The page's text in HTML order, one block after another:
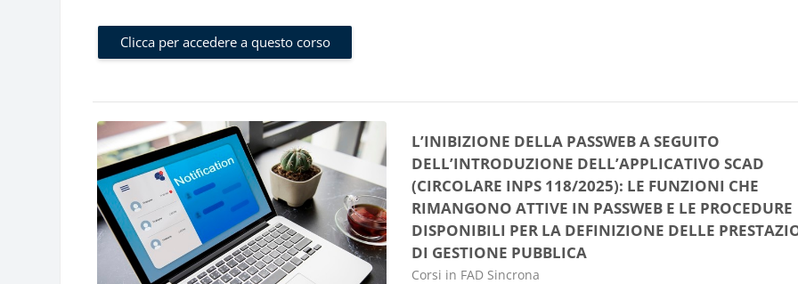
Clicca per accedere a questo corso
L’INIBIZIONE DELLA PASSWEB A SEGUITO
DELL’INTRODUZIONE DELL’APPLICATIVO SCAD
(CIRCOLARE INPS 118/2025): LE FUNZIONI CHE
RIMANGONO ATTIVE IN PASSWEB E LE PROCEDURE
DISPONIBILI PER LA DEFINIZIONE DELLE
DI GESTIONE PUBBLICA
Categoria di corsi
Corsi in FAD Sincrona